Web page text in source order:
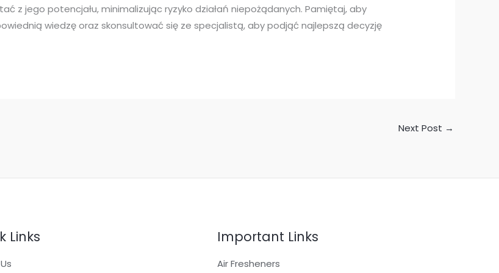
z jego potencjału, minimalizując ryzyko działań niepożądanych. Pamiętaj, aby
wiedzę oraz skonsultować się ze specjalistą, aby podjąć najlepszą decyzję
Next Post →
Links Important Links
Air Fresheners